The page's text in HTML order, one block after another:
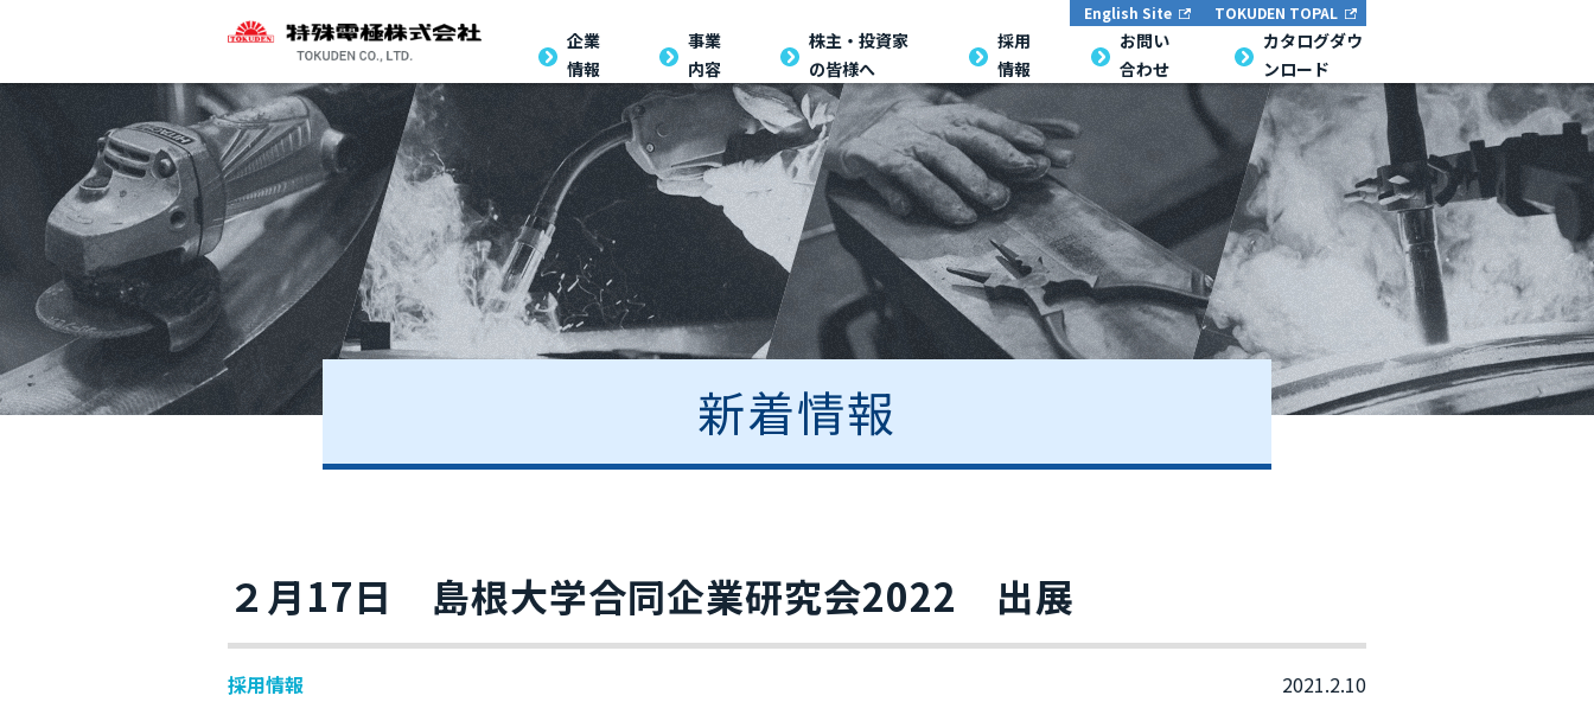
English Site TOKUDEN TOPAL
企業
情報
事業
内容
株主・投資家
の皆様へ
採用
情報
お問い
合わせ
カタログダウ
ンロード
新着情報
２月17日 島根大学合同企業研究会2022 出展
採用情報 2021.2.10